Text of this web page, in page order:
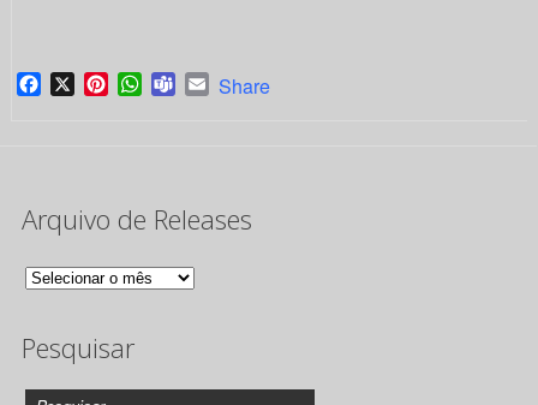
Facebook
X PinterestWhatsApp
TeamsEmail
Share
Arquivo de Releases
Arquivo
Releases
Pesquisar